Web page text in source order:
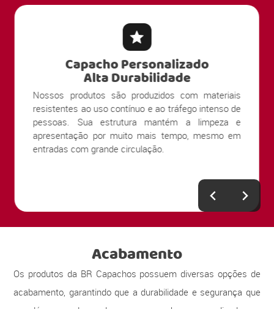
Capacho Personalizado
Alta Durabilidade
Nossos produtos são produzidos com materiais
resistentes ao uso contínuo e ao tráfego intenso de
pessoas. Sua estrutura mantém a limpeza e
apresentação por muito mais tempo, mesmo em
entradas com grande circulação.
Acabamento
Os produtos da BR Capachos possuem diversas opções de
acabamento, garantindo que a durabilidade e segurança que